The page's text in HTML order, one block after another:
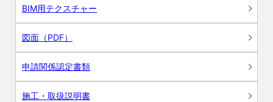
BIM用テクスチャー
図面（PDF）
申請関係認定書類
施工・取扱説明書